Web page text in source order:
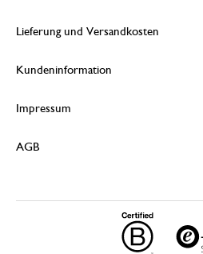
Lieferung und Versandkosten
Kundeninformation
Impressum
AGB